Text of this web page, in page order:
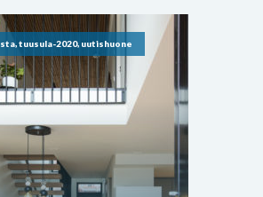
tuusula-2020, uutishuone